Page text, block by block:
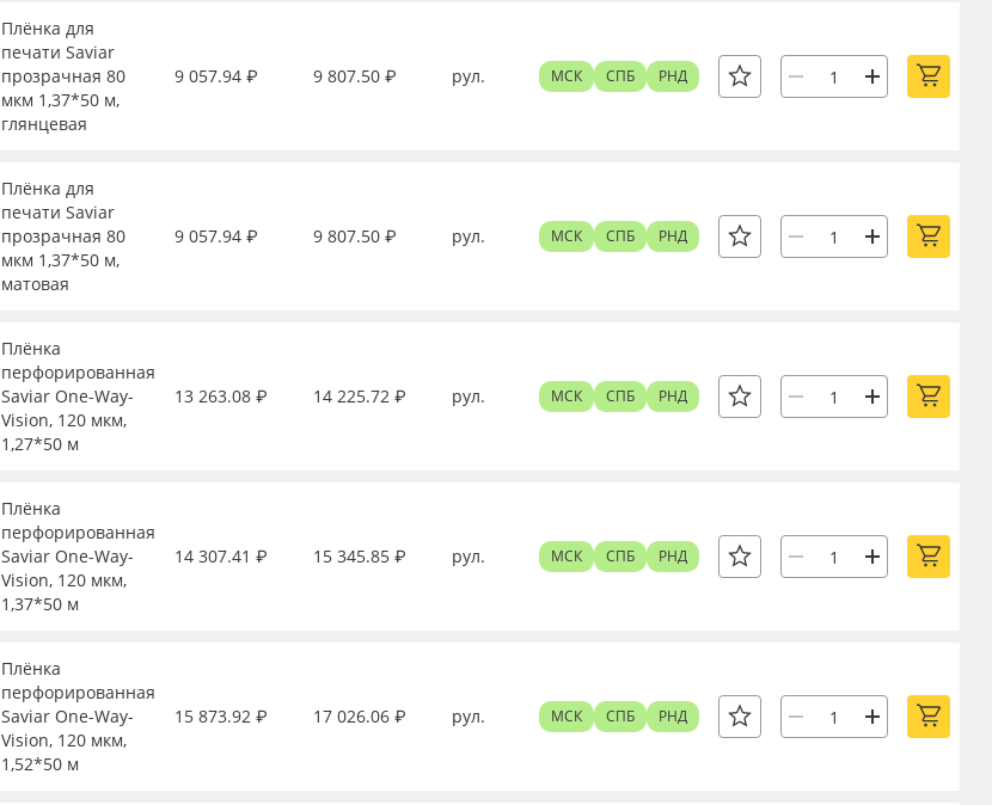
Плёнка для
печати Saviar
прозрачная 80
мкм 1,37*50 м,
глянцевая
9 057.94 ₽ 9 807.50 ₽ рул. МСК СПБ РНД
Плёнка для
печати Saviar
прозрачная 80
мкм 1,37*50 м,
матовая
9 057.94 ₽ 9 807.50 ₽ рул. МСК СПБ РНД
Плёнка
перфорированная
Saviar One-Way-
Vision, 120 мкм,
1,27*50 м
13 263.08 ₽ 14 225.72 ₽ рул. МСК СПБ РНД
Плёнка
перфорированная
Saviar One-Way-
Vision, 120 мкм,
1,37*50 м
14 307.41 ₽ 15 345.85 ₽ рул. МСК СПБ РНД
Плёнка
перфорированная
Saviar One-Way-
Vision, 120 мкм,
1,52*50 м
15 873.92 ₽ 17 026.06 ₽ рул. МСК СПБ РНД